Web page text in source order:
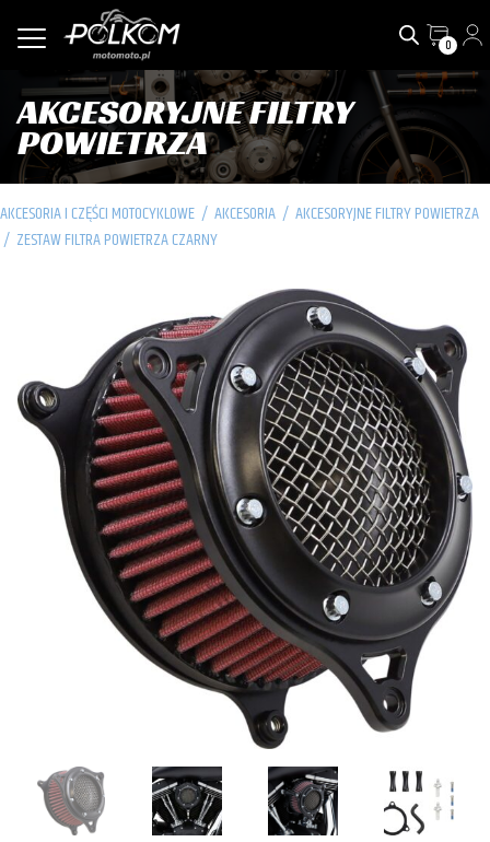
0
AKCESORYJNE FILTRY
POWIETRZA
AKCESORIA I CZĘŚCI MOTOCYKLOWE / AKCESORIA / AKCESORYJNE FILTRY POWIETRZA
/ ZESTAW FILTRA POWIETRZA CZARNY